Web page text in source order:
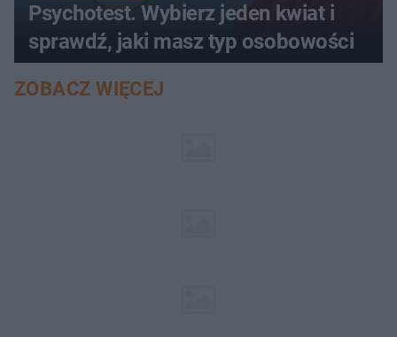
Psychotest. Wybierz jeden kwiat i
sprawdź, jaki masz typ osobowości
ZOBACZ WIĘCEJ